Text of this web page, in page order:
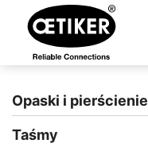
Opaski i pierścienie
Taśmy